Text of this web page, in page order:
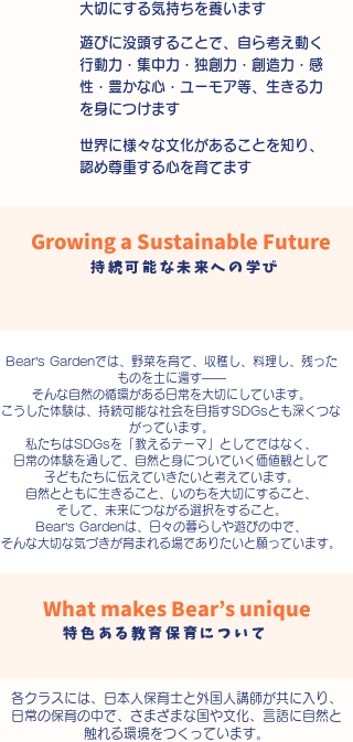
大切にする気持ちを養います
遊びに没頭することで、自ら考え動く
行動力・集中力・独創力・創造力・感
性・豊かな心・ユーモア等、生きる力
を身につけます
世界に様々な文化があることを知り、
認め尊重する心を育てます
Growing a Sustainable Future
持続可能な未来への学び
Bear’s Gardenでは、野菜を育て、収穫し、料理し、残った
ものを土に還す——
そんな自然の循環がある日常を大切にしています。
こうした体験は、持続可能な社会を目指すSDGsとも深くつな
がっています。
私たちはSDGsを「教えるテーマ」としてではなく、
日常の体験を通して、自然と身についていく価値観として
子どもたちに伝えていきたいと考えています。
自然とともに生きること、いのちを大切にすること、
そして、未来につながる選択をすること。
Bear’s Gardenは、日々の暮らしや遊びの中で、
そんな大切な気づきが育まれる場でありたいと願っています。
What makes Bear’s unique
特色ある教育保育について
各クラスには、日本人保育士と外国人講師が共に入り、
日常の保育の中で、さまざまな国や文化、言語に自然と
触れる環境をつくっています。